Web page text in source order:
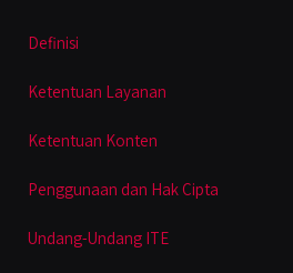
Definisi
Ketentuan Layanan
Ketentuan Konten
Penggunaan dan Hak Cipta
Undang-Undang ITE